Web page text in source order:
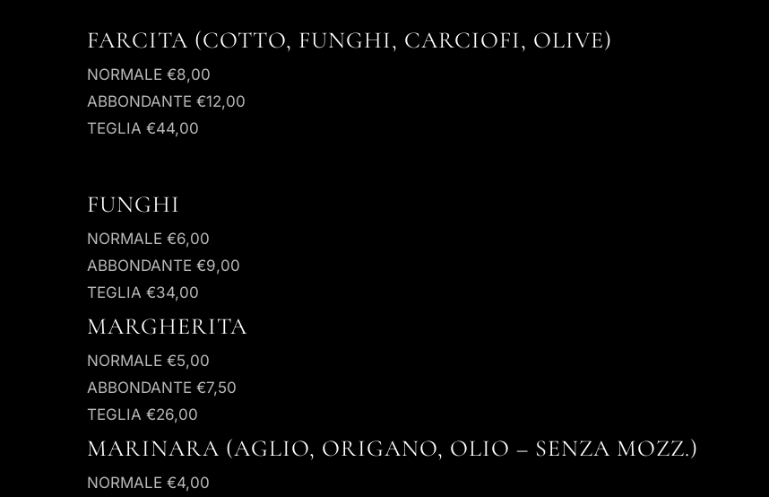
FARCITA (COTTO, FUNGHI, CARCIOFI, OLIVE)
NORMALE €8,00
ABBONDANTE €12,00
TEGLIA €44,00
FUNGHI
NORMALE €6,00
ABBONDANTE €9,00
TEGLIA €34,00
MARGHERITA
NORMALE €5,00
ABBONDANTE €7,50
TEGLIA €26,00
MARINARA (AGLIO, ORIGANO, OLIO – SENZA MOZZ.)
NORMALE €4,00